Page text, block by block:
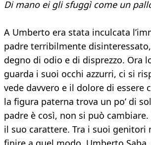
Di mano ei gli sfuggì come un
A Umberto era stata inculcata
padre terribilmente
degno di odio e di disprezzo. Ora
guarda i suoi occhi azzurri, ci si
vede davvero e il dolore di essere
la figura paterna trova un po’ di
padre è così, non si può cambiare.
il suo carattere. Tra i suoi genitori